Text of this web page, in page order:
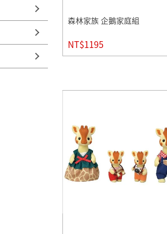
森林家族 企鵝家庭組
NT$1195